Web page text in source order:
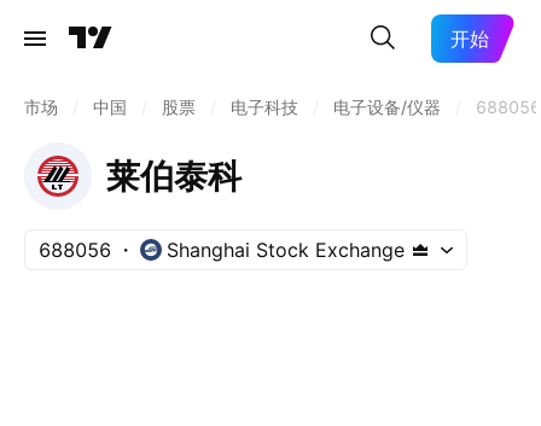
开始
市场 中国 股票 电子科技 电子设备/仪器 688056
莱伯泰科
688056 Shanghai Stock Exchange